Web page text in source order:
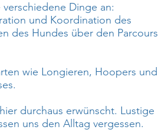
Dinge an:
und Koordination des
des Hundes über den Parcours
wie Longieren, Hoopers und
durchaus erwünscht. Lustige
uns den Alltag vergessen.